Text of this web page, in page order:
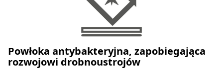
Powłoka antybakteryjna, zapobiegająca
rozwojowi drobnoustrojów